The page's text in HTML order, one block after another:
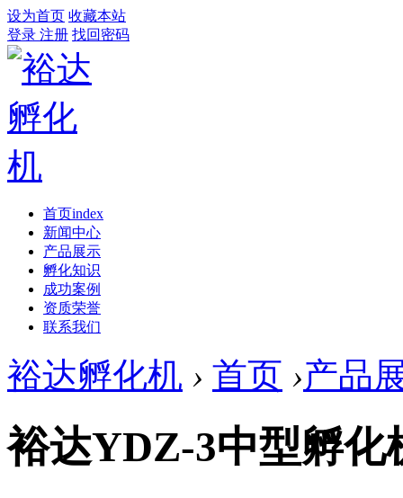
设为首页 收藏本站
登录 注册 找回密码
首页index
新闻中心
产品展示
孵化知识
成功案例
资质荣誉
联系我们
裕达孵化机 › 首页 ›产品
裕达YDZ-3中型孵化